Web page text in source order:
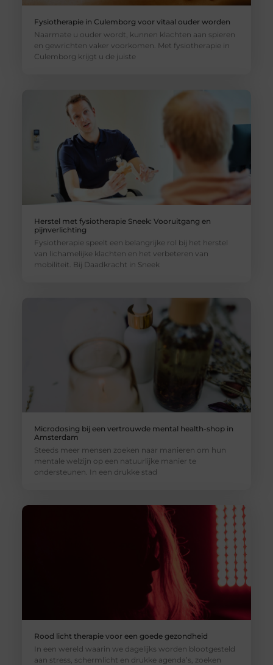
Fysiotherapie in Culemborg voor vitaal ouder worden
Naarmate u ouder wordt, kunnen klachten aan spieren
en gewrichten vaker voorkomen. Met fysiotherapie in
Culemborg krijgt u de juiste
Herstel met fysiotherapie Sneek: Vooruitgang en
pijnverlichting
Fysiotherapie speelt een belangrijke rol bij het herstel
van lichamelijke klachten en het verbeteren van
mobiliteit. Bij Daadkracht in Sneek
Microdosing bij een vertrouwde mental health-shop in
Amsterdam
Steeds meer mensen zoeken naar manieren om hun
mentale welzijn op een natuurlijke manier te
ondersteunen. In een drukke stad
Rood licht therapie voor een goede gezondheid
In een wereld waarin we dagelijks worden blootgesteld
aan stress, schermlicht en drukke agenda’s, zoeken